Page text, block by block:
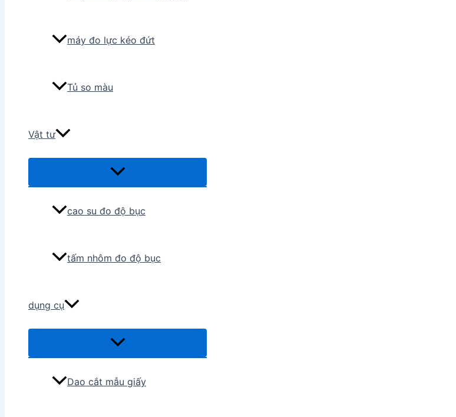
máy đo lực kéo đứt
Tủ so màu
Vật tư
Menu
cao su đo độ bục
tấm nhôm đo độ bục
dụng cụ
Menu
Dao cắt mẫu giấy